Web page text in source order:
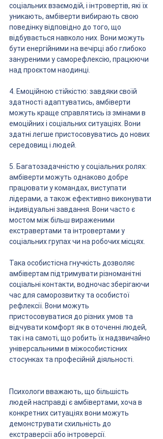
соціальних взаємодій, і інтровертів, які їх
уникають, амбіверти вибирають свою
поведінку відповідно до того, що
відбувається навколо них. Вони можуть
бути енергійними на вечірці або глибоко
зануреними у саморефлексію, працюючи
над проєктом наодинці.
4. Емоційною стійкістю: завдяки своїй
здатності адаптуватись, амбіверти
можуть краще справлятись із змінами в
емоційних і соціальних ситуаціях. Вони
здатні легше пристосовуватись до нових
середовищ і людей.
5. Багатозадачністю у соціальних ролях:
амбіверти можуть однаково добре
працювати у командах, виступати
лідерами, а також ефективно виконувати
індивідуальні завдання. Вони часто є
мостом між більш вираженими
екстравертами та інтровертами у
соціальних групах чи на робочих місцях.
Така особистісна гнучкість дозволяє
амбівертам підтримувати різноманітні
соціальні контакти, водночас зберігаючи
час для саморозвитку та особистої
рефлексії. Вони можуть
пристосовуватися до різних умов та
відчувати комфорт як в оточенні людей,
так і на самоті, що робить їх надзвичайно
універсальними в міжособистісних
стосунках та професійній діяльності.
Психологи вважають, що більшість
людей насправді є амбівертами, хоча в
конкретних ситуаціях вони можуть
демонструвати схильність до
екстраверсії або інтроверсії.